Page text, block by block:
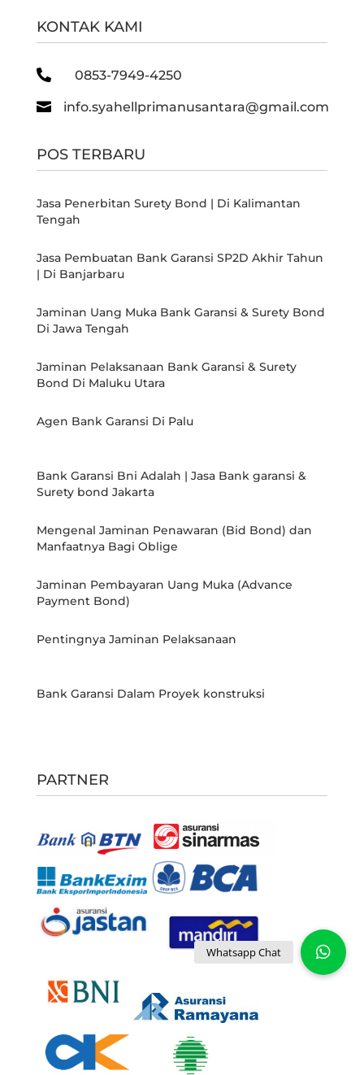
KONTAK KAMI
 0853-7949-4250
 info.syahellprimanusantara@gmail.com
POS TERBARU
Jasa Penerbitan Surety Bond | Di Kalimantan
Tengah
Jasa Pembuatan Bank Garansi SP2D Akhir Tahun
| Di Banjarbaru
Jaminan Uang Muka Bank Garansi & Surety Bond
Di Jawa Tengah
Jaminan Pelaksanaan Bank Garansi & Surety
Bond Di Maluku Utara
Agen Bank Garansi Di Palu
Bank Garansi Bni Adalah | Jasa Bank garansi &
Surety bond Jakarta
Mengenal Jaminan Penawaran (Bid Bond) dan
Manfaatnya Bagi Oblige
Jaminan Pembayaran Uang Muka (Advance
Payment Bond)
Pentingnya Jaminan Pelaksanaan
Bank Garansi Dalam Proyek konstruksi
PARTNER